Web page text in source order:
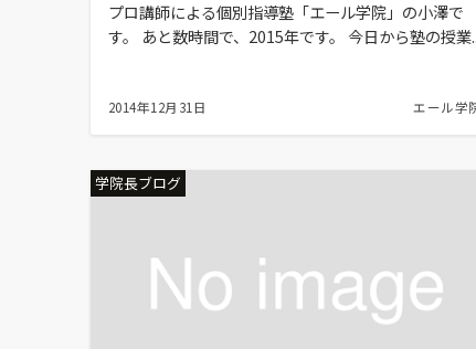
プロ講師による個別指導塾「エール学院」の小澤で
す。 あと数時間で、2015年です。 今日から塾の授業
2014年12月31日 エール学
学院長ブログ